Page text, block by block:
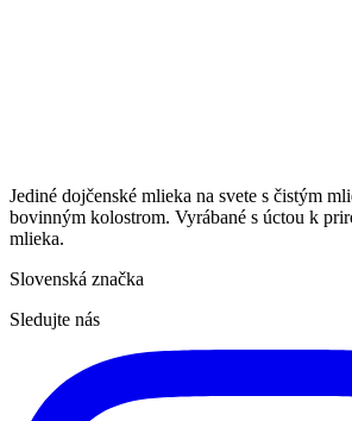
Jediné dojčenské mlieka na svete s čistým
bovinným kolostrom. Vyrábané s úctou k
mlieka.
Slovenská značka
Sledujte nás